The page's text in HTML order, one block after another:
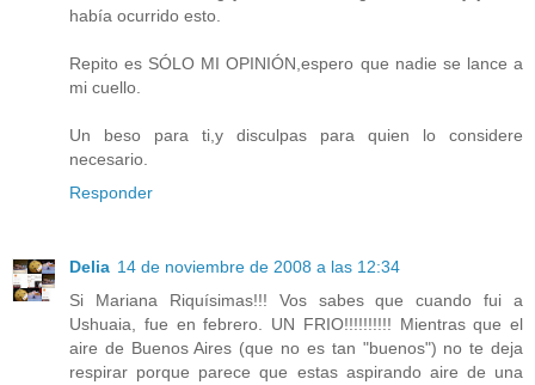
había ocurrido esto.
Repito es SÓLO MI OPINIÓN,espero que nadie se lance a
mi cuello.
Un beso para ti,y disculpas para quien lo considere
necesario.
Responder
Delia 14 de noviembre de 2008 a las 12:34
Si Mariana Riquísimas!!! Vos sabes que cuando fui a
Ushuaia, fue en febrero. UN FRIO!!!!!!!!!! Mientras que el
aire de Buenos Aires (que no es tan "buenos") no te deja
respirar porque parece que estas aspirando aire de una